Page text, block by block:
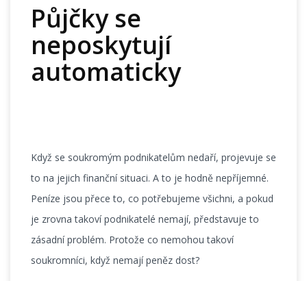
Půjčky se
neposkytují
automaticky
Když se soukromým podnikatelům nedaří, projevuje se
to na jejich finanční situaci. A to je hodně nepříjemné.
Peníze jsou přece to, co potřebujeme všichni, a pokud
je zrovna takoví podnikatelé nemají, představuje to
zásadní problém. Protože co nemohou takoví
soukromníci, když nemají peněz dost?